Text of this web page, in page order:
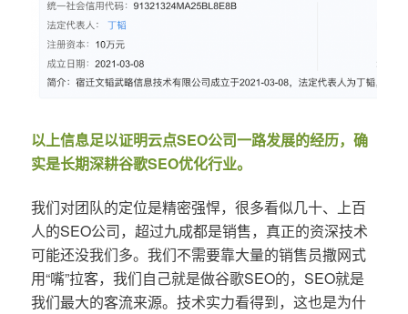
以上信息足以证明云点SEO公司一路发展的经历，确
实是长期深耕谷歌SEO优化行业。
我们对团队的定位是精密强悍，很多看似几十、上百
人的SEO公司，超过九成都是销售，真正的资深技术
可能还没我们多。我们不需要靠大量的销售员撒网式
用“嘴”拉客，我们自己就是做谷歌SEO的，SEO就是
我们最大的客流来源。技术实力看得到，这也是为什